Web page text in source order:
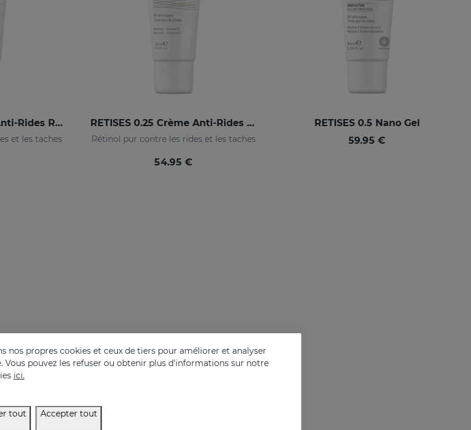
RETISES 0.5 Crème Anti-Rides Régénérante
et les taches
RETISES 0.25 Crème Anti-Rides Régénérante
Rétinol pur contre les rides et les taches
54.95 €
RETISES 0.5 Nano Gel
59.95 €
nos propres cookies et ceux de tiers pour améliorer et analyser
pouvez les refuser ou obtenir plus d'informations sur notre
ici.
tout Accepter tout